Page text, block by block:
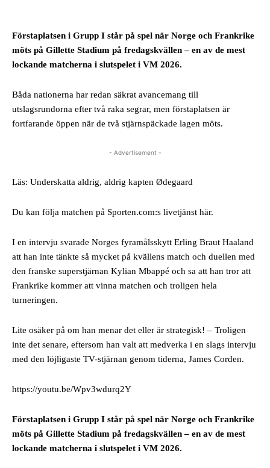
Förstaplatsen i Grupp I står på spel när Norge och Frankrike
möts på Gillette Stadium på fredagskvällen – en av de mest
lockande matcherna i slutspelet i VM 2026.
Båda nationerna har redan säkrat avancemang till
utslagsrundorna efter två raka segrar, men förstaplatsen är
fortfarande öppen när de två stjärnspäckade lagen möts.
- Advertisement -
Läs: Underskatta aldrig, aldrig kapten Ødegaard
Du kan följa matchen på Sporten.com:s livetjänst här.
I en intervju svarade Norges fyramålsskytt Erling Braut Haaland
att han inte tänkte så mycket på kvällens match och duellen med
den franske superstjärnan Kylian Mbappé och sa att han tror att
Frankrike kommer att vinna matchen och troligen hela
turneringen.
Lite osäker på om han menar det eller är strategisk! – Troligen
inte det senare, eftersom han valt att medverka i en slags intervju
med den löjligaste TV-stjärnan genom tiderna, James Corden.
https://youtu.be/Wpv3wdurq2Y
Förstaplatsen i Grupp I står på spel när Norge och Frankrike
möts på Gillette Stadium på fredagskvällen – en av de mest
lockande matcherna i slutspelet i VM 2026.